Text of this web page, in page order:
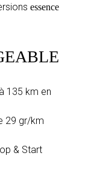
essence
135 km en
29 gr/km
& Start